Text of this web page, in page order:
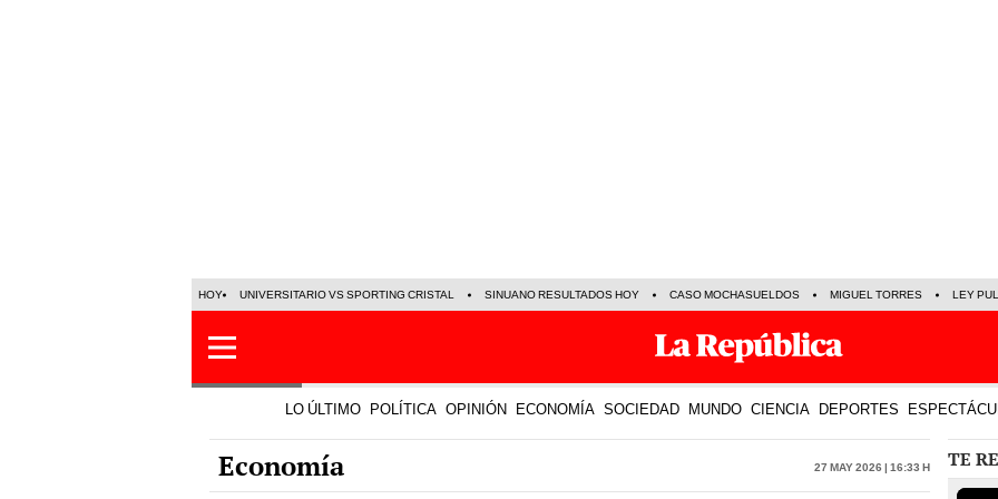
HOY UNIVERSITARIO VS SPORTING CRISTAL SINUANO RESULTADOS HOY CASO MOCHASUELDOS MIGUEL TORRES LEY
LO ÚLTIMO POLÍTICA OPINIÓN ECONOMÍA SOCIEDAD MUNDO CIENCIA DEPORTES
Economía 27 May 2026 | 16:33 h TE